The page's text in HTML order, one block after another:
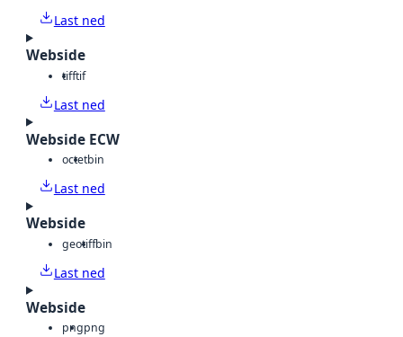
Last ned
Webside
tifftif
Last ned
Webside ECW
octetbin
Last ned
Webside
geotiffbin
Last ned
Webside
pngpng